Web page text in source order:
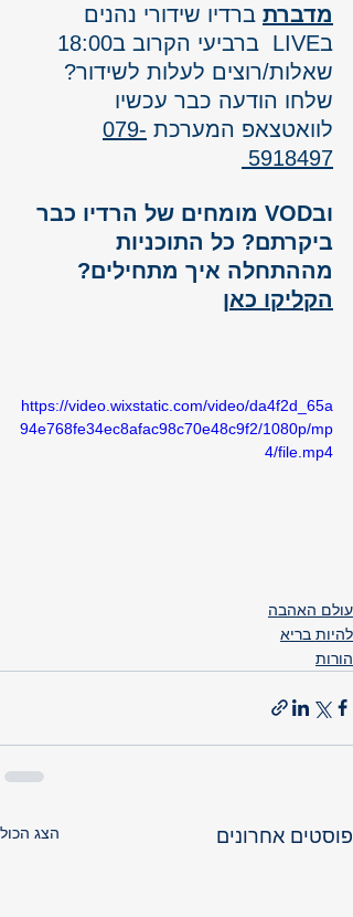
מדברת ברדיו שידורי נהנים
בLIVE  ברביעי הקרוב ב18:00
שאלות/רוצים לעלות לשידור?
שלחו הודעה כבר עכשיו
לוואטצאפ המערכת 079-
5918497
ובVOD מומחים של הרדיו כבר
ביקרתם? כל התוכניות
מההתחלה איך מתחילים?
הקליקו כאן
https://video.wixstatic.com/video/da4f2d_65a
94e768fe34ec8afac98c70e48c9f2/1080p/mp
4/file.mp4
עולם האהבה
להיות בריא
הורות
פוסטים אחרונים הצג הכול